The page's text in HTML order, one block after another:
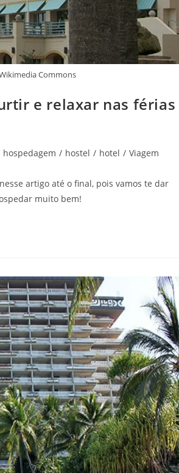
Commons
e relaxar nas férias
hospedagem / hostel / hotel / Viagem
artigo até o final, pois vamos te dar
muito bem!